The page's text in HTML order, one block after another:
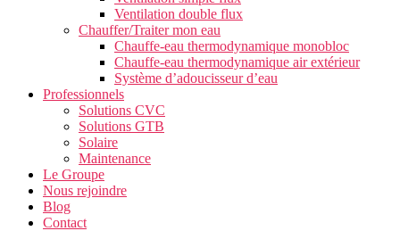
Ventilation double flux
Chauffer/Traiter mon eau
Chauffe-eau thermodynamique monobloc
Chauffe-eau thermodynamique air extérieur
Système d’adoucisseur d’eau
Professionnels
Solutions CVC
Solutions GTB
Solaire
Maintenance
Le Groupe
Nous rejoindre
Blog
Contact